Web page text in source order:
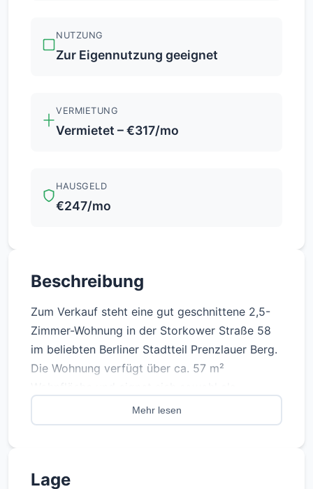
NUTZUNG
Zur Eigennutzung geeignet
VERMIETUNG
Vermietet – €317/mo
HAUSGELD
€247/mo
Beschreibung
Zum Verkauf steht eine gut geschnittene 2,5-
Zimmer-Wohnung in der Storkower Straße 58
im beliebten Berliner Stadtteil Prenzlauer Berg.
Die Wohnung verfügt über ca. 57 m²
Kapitalanlage als auch perspektivisch zur
Eigennutzung.
Eigennutzung ist grundsätzlich möglich. Sie
Mehr lesen
Lage